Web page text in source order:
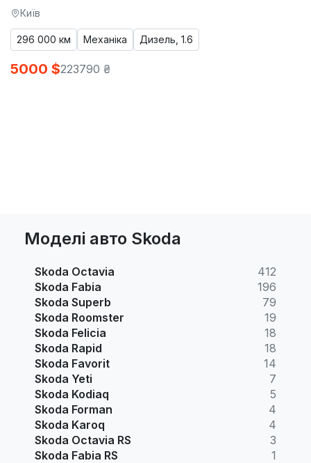
Київ
296 000 км Механіка Дизель, 1.6
5000 $223790 ₴
Моделі авто Skoda
Skoda Octavia
412
Skoda Fabia
196
Skoda Superb
79
Skoda Roomster
19
Skoda Felicia
18
Skoda Rapid
18
Skoda Favorit
14
Skoda Yeti
7
Skoda Kodiaq
5
Skoda Forman
4
Skoda Karoq
4
Skoda Octavia RS
3
Skoda Fabia RS
1